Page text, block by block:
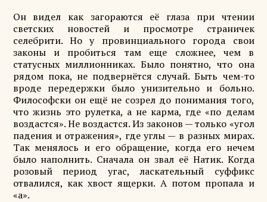
Он видел как загораются её глаза при чтении
светских новостей и просмотре страничек
селебрити. Но у провинциального города свои
законы и пробиться там еще сложнее, чем в
статусных миллионниках. Было понятно, что она
рядом пока, не подвернётся случай. Быть чем-то
вроде передержки было унизительно и больно.
Философски он ещё не созрел до понимания того,
что жизнь это рулетка, а не карма, где «по делам
воздастся». Не воздастся. Из законов — только «угол
падения и отражения», где углы — в разных мирах.
Так менялось и его обращение, когда его нечем
было наполнить. Сначала он звал её Натик. Когда
розовый период угас, ласкательный суффикс
отвалился, как хвост ящерки. А потом пропала и
«а».